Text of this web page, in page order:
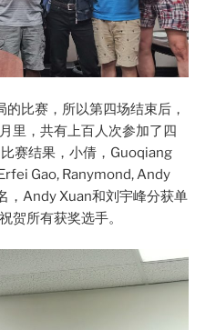
比赛，所以第四场结束后，
里，共有上百人次参加了四
赛结果，小倩，Guoqiang
Gao, Ranymond, Andy
，Andy Xuan和刘宇峰分获单
贺所有获奖选手。